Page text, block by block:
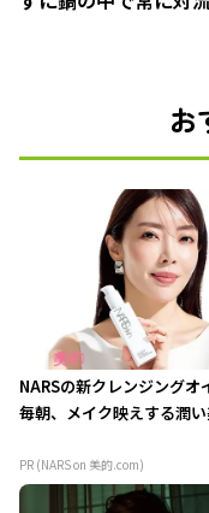
お
NARSの新クレンジングオ
毎朝、メイク映えする潤
PR (NARS on 美的.com)